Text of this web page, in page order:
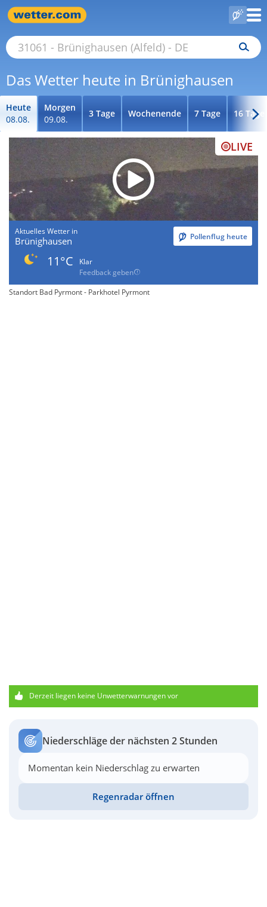
Das Wetter heute in Brünighausen
Heute
08.08.
Morgen
09.08.
3 Tage Wochenende 7 Tage 16 Tage
LIVE
Aktuelles Wetter in
Brünighausen Pollenflug heute
11°C
Klar
Feedback geben
Standort Bad Pyrmont - Parkhotel Pyrmont
Derzeit liegen keine Unwetterwarnungen vor
Niederschläge der nächsten 2 Stunden
Momentan kein Niederschlag zu erwarten
Regenradar öffnen